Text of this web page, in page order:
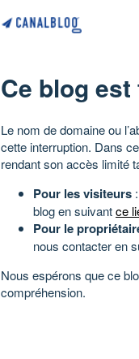
Ce blog
Le nom de domaine ou
cette interruption. Dans
rendant son accès limité
Pour les visiteurs
blog en suivantce
Pour le
nous contacter en
Nous espérons que ce
compréhension.